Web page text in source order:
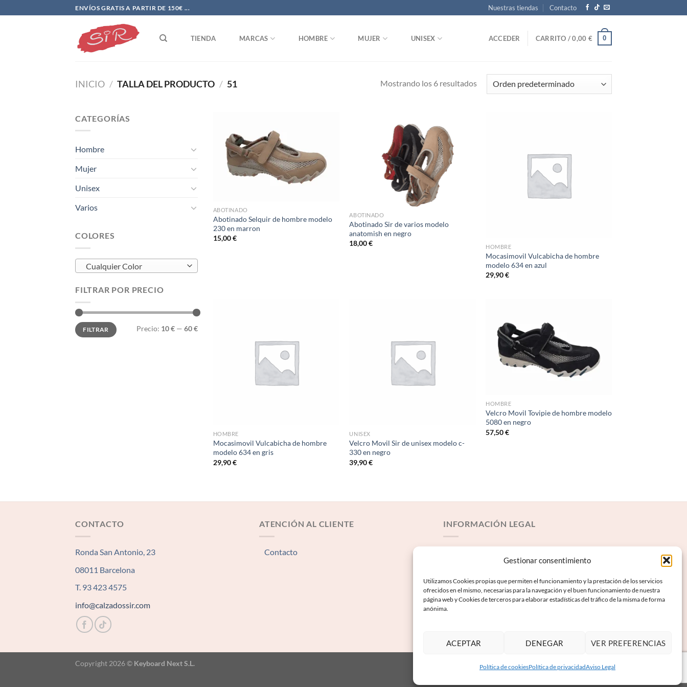
Gestionar consentimiento
Utilizamos Cookies propias que permiten el funcionamiento y la prestación de los servicios
ofrecidos en el mismo, necesarias para la navegación y el buen funcionamiento de nuestra
página web y Cookies de terceros para elaborar estadísticas del tráfico de la misma de forma
anónima.
ACEPTAR DENEGAR VER PREFERENCIAS
Política de cookiesPolítica de privacidadAviso Legal
al
ENVÍOS GRATIS A PARTIR DE 150€ ... Nuestras tiendas Contacto
TIENDA MARCAS HOMBRE MUJER UNISEX ACCEDER CARRITO /0,00 € 0
INICIO / TALLA DEL PRODUCTO / 51 Mostrando los 6 resultados
CATEGORÍAS
Hombre
Mujer
Unisex
Varios
COLORES
Cualquier Color
FILTRAR POR PRECIO
Precio
mínimo
Precio
máximo
FILTRAR Precio: 10 € — 60 €
ABOTINADO
Abotinado Selquir de hombre modelo
230 en marron
15,00€
Add to
wishlist
ABOTINADO
Abotinado Sir de varios modelo
anatomish en negro
18,00€ HOMBRE
Mocasimovil Vulcabicha de hombre
modelo 634 en azul
29,90€
HOMBRE
Mocasimovil Vulcabicha de hombre
modelo 634 en gris
29,90€
UNISEX
Velcro Movil Sir de unisex modelo c-
330 en negro
39,90€
HOMBRE
Velcro Movil Tovipie de hombre modelo
5080 en negro
57,50€
CONTACTO
Ronda San Antonio, 23
08011 Barcelona
T. 93 423 4575
info@calzadossir.com
ATENCIÓN AL CLIENTE
Contacto
INFORMACIÓN LEGAL
Política de Privacidad
Política de Cookies
Copyright 2026 © Keyboard Next S.L.